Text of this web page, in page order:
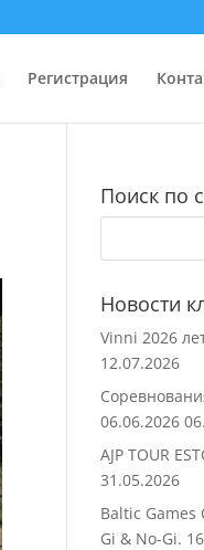
Регистрация
Поиск по
Новости
Vinni 2026
12.07.2026
06.06.2026
AJP TOUR
31.05.2026
Baltic Games
Gi & No-Gi.